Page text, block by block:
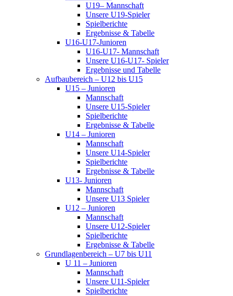
U19– Mannschaft
Unsere U19-Spieler
Spielberichte
Ergebnisse & Tabelle
U16-U17-Junioren
U16-U17- Mannschaft
Unsere U16-U17- Spieler
Ergebnisse und Tabelle
Aufbaubereich – U12 bis U15
U15 – Junioren
Mannschaft
Unsere U15-Spieler
Spielberichte
Ergebnisse & Tabelle
U14 – Junioren
Mannschaft
Unsere U14-Spieler
Spielberichte
Ergebnisse & Tabelle
U13- Junioren
Mannschaft
Unsere U13 Spieler
U12 – Junioren
Mannschaft
Unsere U12-Spieler
Spielberichte
Ergebnisse & Tabelle
Grundlagenbereich – U7 bis U11
U 11 – Junioren
Mannschaft
Unsere U11-Spieler
Spielberichte